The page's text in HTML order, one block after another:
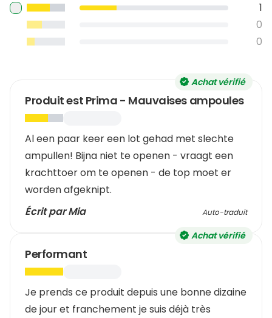
1
0
0
Achat vérifié
Produit est Prima - Mauvaises ampoules
Al een paar keer een lot gehad met slechte
ampullen! Bijna niet te openen - vraagt een
krachttoer om te openen - de top moet er
worden afgeknipt.
Écrit par Mia
Auto-traduit
Achat vérifié
Performant
Je prends ce produit depuis une bonne dizaine
de jour et franchement je suis déjà très